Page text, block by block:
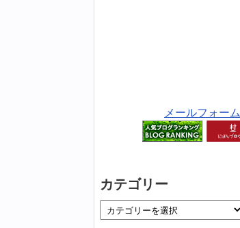
メールフォーム
カテゴリー